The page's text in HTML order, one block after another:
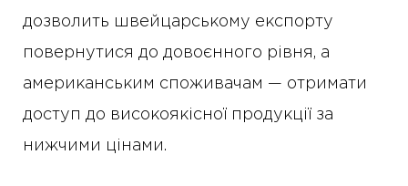
дозволить швейцарському експорту
повернутися до довоєнного рівня, а
американським споживачам — отримати
доступ до високоякісної продукції за
нижчими цінами.